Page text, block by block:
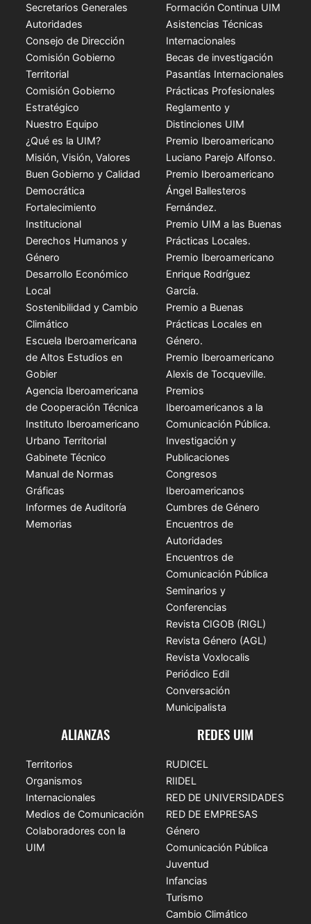
Secretarios Generales
Autoridades
Consejo de Dirección
Comisión Gobierno
Territorial
Comisión Gobierno
Estratégico
Nuestro Equipo
¿Qué es la UIM?
Misión, Visión, Valores
Buen Gobierno y Calidad
Democrática
Fortalecimiento
Institucional
Derechos Humanos y
Género
Desarrollo Económico
Local
Sostenibilidad y Cambio
Climático
Escuela Iberoamericana
de Altos Estudios en
Gobier
Agencia Iberoamericana
de Cooperación Técnica
Instituto Iberoamericano
Urbano Territorial
Gabinete Técnico
Manual de Normas
Gráficas
Informes de Auditoría
Memorias
Formación Continua UIM
Asistencias Técnicas
Internacionales
Becas de investigación
Pasantías Internacionales
Prácticas Profesionales
Reglamento y
Distinciones UIM
Premio Iberoamericano
Luciano Parejo Alfonso.
Premio Iberoamericano
Ángel Ballesteros
Fernández.
Premio UIM a las Buenas
Prácticas Locales.
Premio Iberoamericano
Enrique Rodríguez
García.
Premio a Buenas
Prácticas Locales en
Género.
Premio Iberoamericano
Alexis de Tocqueville.
Premios
Iberoamericanos a la
Comunicación Pública.
Investigación y
Publicaciones
Congresos
Iberoamericanos
Cumbres de Género
Encuentros de
Autoridades
Encuentros de
Comunicación Pública
Seminarios y
Conferencias
Revista CIGOB (RIGL)
Revista Género (AGL)
Revista Voxlocalis
Periódico Edil
Conversación
Municipalista
ALIANZAS
Territorios
Organismos
Internacionales
Medios de Comunicación
Colaboradores con la
UIM
REDES UIM
RUDICEL
RIIDEL
RED DE UNIVERSIDADES
RED DE EMPRESAS
Género
Comunicación Pública
Juventud
Infancias
Turismo
Cambio Climático